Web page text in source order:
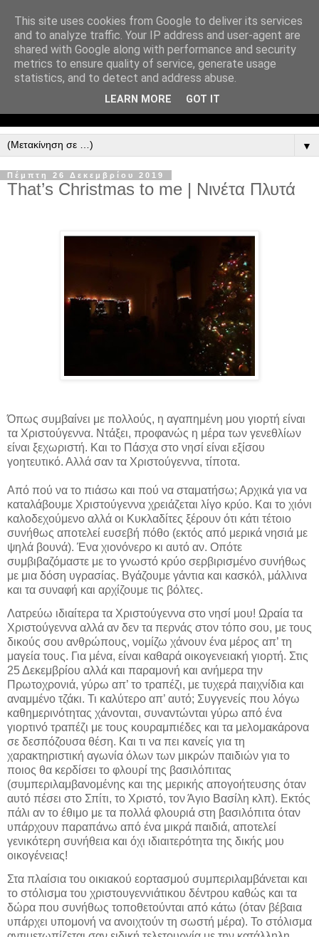
▼
Πέμπτη 26 Δεκεμβρίου 2019
That’s Christmas to me | Νινέτα Πλυτά
Όπως συμβαίνει με πολλούς, η αγαπημένη μου γιορτή είναι
τα Χριστούγεννα. Ντάξει, προφανώς η μέρα των γενεθλίων
είναι ξεχωριστή. Και το Πάσχα στο νησί είναι εξίσου
γοητευτικό. Αλλά σαν τα Χριστούγεννα, τίποτα.
Από πού να το πιάσω και πού να σταματήσω; Αρχικά για να
καταλάβουμε Χριστούγεννα χρειάζεται λίγο κρύο. Και το χιόνι
καλοδεχούμενο αλλά οι Κυκλαδίτες ξέρουν ότι κάτι τέτοιο
συνήθως αποτελεί ευσεβή πόθο (εκτός από μερικά νησιά με
ψηλά βουνά). Ένα χιονόνερο κι αυτό αν. Οπότε
συμβιβαζόμαστε με το γνωστό κρύο σερβιρισμένο συνήθως
με μια δόση υγρασίας. Βγάζουμε γάντια και κασκόλ, μάλλινα
και τα συναφή και αρχίζουμε τις βόλτες.
Λατρεύω ιδιαίτερα τα Χριστούγεννα στο νησί μου! Ωραία τα
Χριστούγεννα αλλά αν δεν τα περνάς στον τόπο σου, με τους
δικούς σου ανθρώπους, νομίζω χάνουν ένα μέρος απ’ τη
μαγεία τους. Για μένα, είναι καθαρά οικογενειακή γιορτή. Στις
25 Δεκεμβρίου αλλά και παραμονή και ανήμερα την
Πρωτοχρονιά, γύρω απ’ το τραπέζι, με τυχερά παιχνίδια και
αναμμένο τζάκι. Τι καλύτερο απ’ αυτό; Συγγενείς που λόγω
καθημερινότητας χάνονται, συναντώνται γύρω από ένα
γιορτινό τραπέζι με τους κουραμπιέδες και τα μελομακάρονα
σε δεσπόζουσα θέση. Και τι να πει κανείς για τη
χαρακτηριστική αγωνία όλων των μικρών παιδιών για το
ποιος θα κερδίσει το φλουρί της βασιλόπιτας
(συμπεριλαμβανομένης και της μερικής απογοήτευσης όταν
αυτό πέσει στο Σπίτι, το Χριστό, τον Άγιο Βασίλη κλπ). Εκτός
πάλι αν το έθιμο με τα πολλά φλουριά στη βασιλόπιτα όταν
υπάρχουν παραπάνω από ένα μικρά παιδιά, αποτελεί
γενικότερη συνήθεια και όχι ιδιαιτερότητα της δικής μου
οικογένειας!
Στα πλαίσια του οικιακού εορτασμού συμπεριλαμβάνεται και
το στόλισμα του χριστουγεννιάτικου δέντρου καθώς και τα
δώρα που συνήθως τοποθετούνται από κάτω (όταν βέβαια
υπάρχει υπομονή να ανοιχτούν τη σωστή μέρα). Το στόλισμα
This site uses cookies from Google to deliver its services
and to analyze traffic. Your IP address and user-agent are
shared with Google along with performance and security
metrics to ensure quality of service, generate usage
statistics, and to detect and address abuse.
LEARN MORE GOT IT